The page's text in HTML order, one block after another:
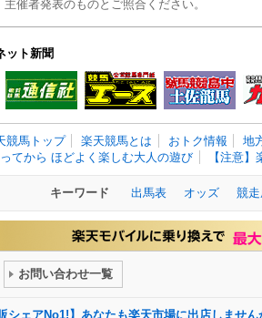
催者発表のものとご照合ください。
ット新聞
競馬トップ 楽天競馬とは おトク情報 地
てから ほどよく楽しむ大人の遊び
【注意
キーワード 出馬表 オッズ 競
お問い合わせ一覧
シェアNo1!】あなたも楽天市場に出店しませ